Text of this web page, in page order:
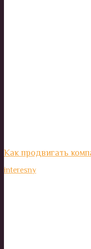
Как продвигать
interesny